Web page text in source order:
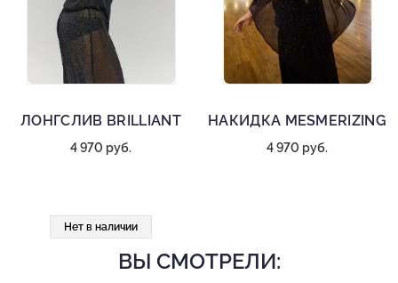
ЛОНГСЛИВ BRILLIANT
4 970 руб.
Нет в наличии
НАКИДКА MESMERIZING
4 970 руб.
ВЫ СМОТРЕЛИ: